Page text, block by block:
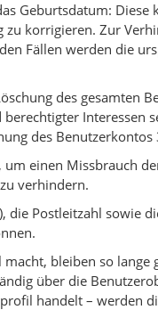
Geburtsdatum:
korrigieren. Zur
Fällen werden die
des gesamten
Interessen
des Benutzerkontos
einen Missbrauch
verhindern.
die Postleitzahl sowie
bleiben so
über die
handelt – werden